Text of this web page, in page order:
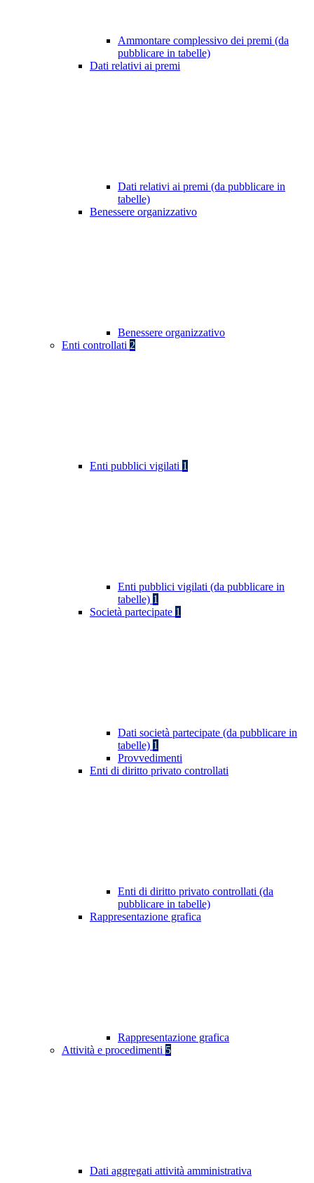
Ammontare complessivo dei premi (da
pubblicare in tabelle)
Dati relativi ai premi
Dati relativi ai premi (da pubblicare in
tabelle)
Benessere organizzativo
Benessere organizzativo
Enti controllati 2
Enti pubblici vigilati 1
Enti pubblici vigilati (da pubblicare in
tabelle) 1
Società partecipate 1
Dati società partecipate (da pubblicare in
tabelle) 1
Provvedimenti
Enti di diritto privato controllati
Enti di diritto privato controllati (da
pubblicare in tabelle)
Rappresentazione grafica
Rappresentazione grafica
Attività e procedimenti 5
Dati aggregati attività amministrativa